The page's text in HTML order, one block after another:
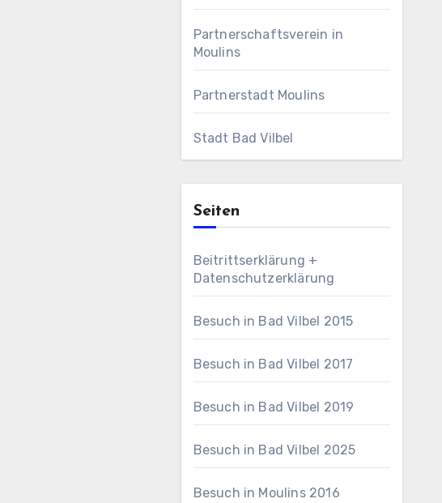
Partnerschaftsverein in
Moulins
Partnerstadt Moulins
Stadt Bad Vilbel
Seiten
Beitrittserklärung +
Datenschutzerklärung
Besuch in Bad Vilbel 2015
Besuch in Bad Vilbel 2017
Besuch in Bad Vilbel 2019
Besuch in Bad Vilbel 2025
Besuch in Moulins 2016